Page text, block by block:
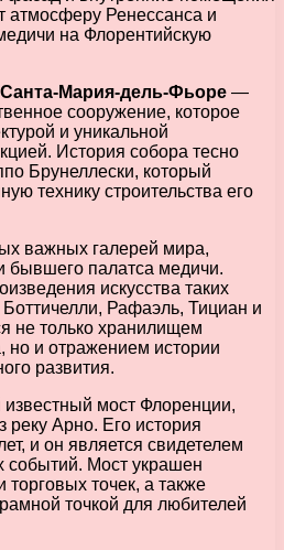
атмосферу Ренессанса и
на Флорентийскую
Мария-дель-Фьоре —
сооружение, которое
и уникальной
История собора тесно
Брунеллески, который
технику строительства его
важных галерей мира,
бывшего палатса медичи.
искусства таких
Боттичелли, Рафаэль, Тициан и
не только хранилищем
но и отражением истории
развития.
мост Флоренции,
реку Арно. Его история
и он является свидетелем
событий. Мост украшен
точек, а также
точкой для любителей